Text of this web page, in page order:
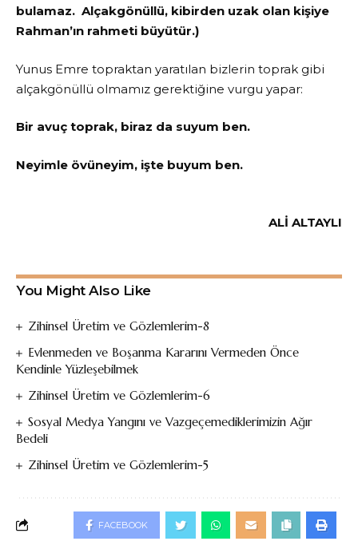
bulamaz. Alçakgönüllü, kibirden uzak olan kişiye
Rahman’ın rahmeti büyütür.)
Yunus Emre topraktan yaratılan bizlerin toprak gibi
alçakgönüllü olmamız gerektiğine vurgu yapar:
Bir avuç toprak, biraz da suyum ben.
Neyimle övüneyim, işte buyum ben.
ALİ ALTAYLI
You Might Also Like
Zihinsel Üretim ve Gözlemlerim-8
Evlenmeden ve Boşanma Kararını Vermeden Önce
Kendinle Yüzleşebilmek
Zihinsel Üretim ve Gözlemlerim-6
Sosyal Medya Yangını ve Vazgeçemediklerimizin Ağır
Bedeli
Zihinsel Üretim ve Gözlemlerim-5
FACEBOOK